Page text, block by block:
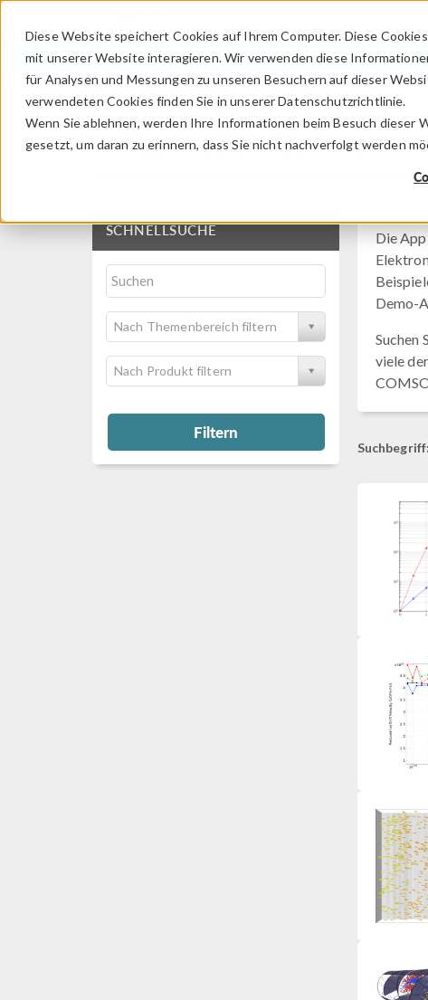
Diese Website speichert Cookies auf Ihrem Computer. Diese
mit unserer Website interagieren. Wir verwenden diese
für Analysen und Messungen zu unseren Besuchern auf dieser
verwendeten Cookies finden Sie in unserer Datenschutzrichtlinie.
Wenn Sie ablehnen, werden Ihre Informationen beim Besuch dieser
gesetzt, um daran zu erinnern, dass Sie nicht nachverfolgt werden
Application Gallery
SCHNELLSUCHE
Nach Themenbereich filtern
Nach Produkt filtern
Filtern
Die
Demo-
Suchen
viele